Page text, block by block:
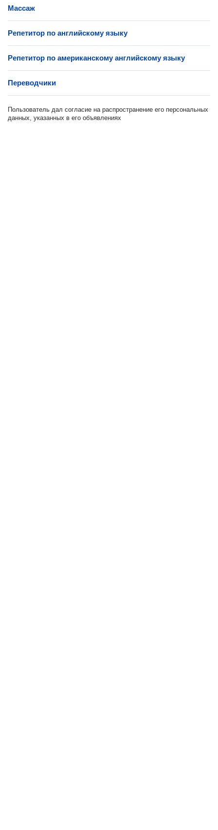
Массаж
Репетитор по английскому языку
Репетитор по американскому английскому языку
Переводчики
Пользователь дал согласие на распространение его персональных
данных, указанных в его объявлениях